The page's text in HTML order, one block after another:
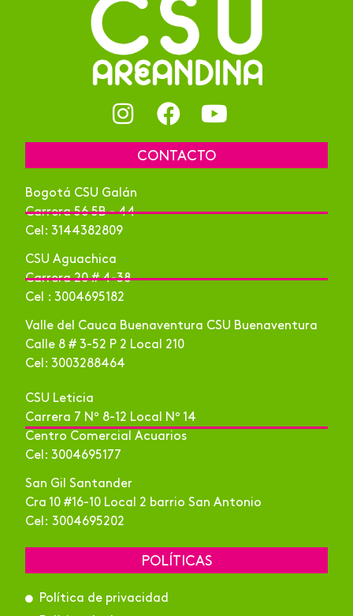
CONTACTO
Bogotá CSU Galán
Carrera 56 5B - 44
Cel: 3144382809
CSU Aguachica
Carrera 20 # 4-38
Cel : 3004695182
Valle del Cauca Buenaventura CSU Buenaventura
Calle 8 # 3-52 P 2 Local 210
Cel: 3003288464
CSU Leticia
Carrera 7 Nº 8-12 Local Nº 14
Centro Comercial Acuarios
Cel: 3004695177
San Gil Santander
Cra 10 #16-10 Local 2 barrio San Antonio
Cel: 3004695202
POLÍTICAS
Política de privacidad